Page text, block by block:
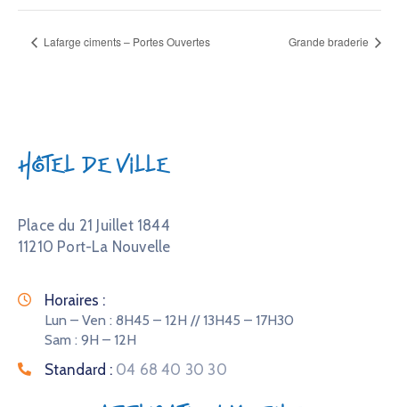
Lafarge ciments – Portes Ouvertes Grande braderie
Hôtel de Ville
Place du 21 Juillet 1844
11210 Port-La Nouvelle
Horaires :
Lun – Ven : 8H45 – 12H // 13H45 – 17H30
Sam : 9H – 12H
Standard : 04 68 40 30 30